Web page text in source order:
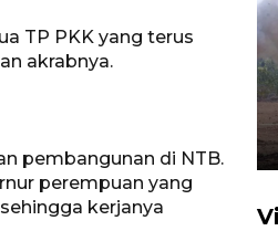
TP PKK yang terus
akrabnya.
pembangunan di NTB.
perempuan yang
kerjanya
62 penumpang
kebakaran KM
ke Surabaya